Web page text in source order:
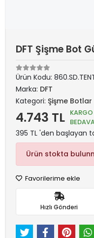
DFT Şişme Bot
Ürün Kodu:
Marka: DFT
Kategori: Şişme Botlar
4.743 TL KARGO
395 TL 'den başlayan
Ürün stokta
Favorilerime ekle
Hızlı Gönderi